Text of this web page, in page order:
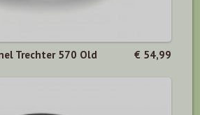
Trechter 570 Old € 54,99